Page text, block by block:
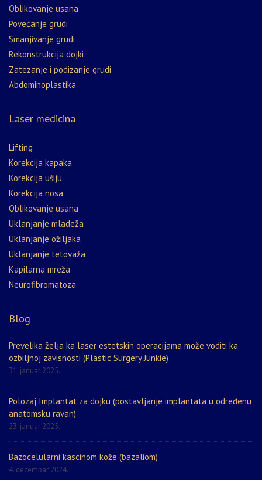
Oblikovanje usana
Povećanje grudi
Smanjivanje grudi
Rekonstrukcija dojki
Zatezanje i podizanje grudi
Abdominoplastika
Laser medicina
Lifting
Korekcija kapaka
Korekcija ušiju
Korekcija nosa
Oblikovanje usana
Uklanjanje mladeža
Uklanjanje ožiljaka
Uklanjanje tetovaža
Kapilarna mreža
Neurofibromatoza
Blog
Prevelika želja ka laser estetskin operacijama može voditi ka
ozbiljnoj zavisnosti (Plastic Surgery Junkie)
31. januar 2025.
Polozaj Implantat za dojku (postavljanje implantata u određenu
anatomsku ravan)
23. januar 2025.
Bazocelularni kascinom kože (bazaliom)
4. decembar 2024.